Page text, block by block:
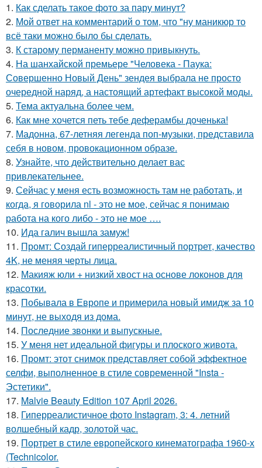
1. Как сделать такое фото за пару минут?
2. Мой ответ на комментарий о том, что "ну маникюр то
всё таки можно было бы сделать.
3. К старому перманенту можно привыкнуть.
4. На шанхайской премьере "Человека - Паука:
Совершенно Новый День" зендея выбрала не просто
очередной наряд, а настоящий артефакт высокой моды.
5. Тема актуальна более чем.
6. Как мне хочется петь тебе деферамбы доченька!
7. Мадонна, 67-летняя легенда поп-музыки, представила
себя в новом, провокационном образе.
8. Узнайте, что действительно делает вас
привлекательнее.
9. Сейчас у меня есть возможность там не работать, и
когда, я говорила nl - это не мое, сейчас я понимаю
работа на кого либо - это не мое ….
10. Ида галич вышла замуж!
11. Промт: Создай гиперреалистичный портрет, качество
4K, не меняя черты лица.
12. Макияж юли + низкий хвост на основе локонов для
красотки.
13. Побывала в Европе и примерила новый имидж за 10
минут, не выходя из дома.
14. Последние звонки и выпускные.
15. У меня нет идеальной фигуры и плоского живота.
16. Промт: этот снимок представляет собой эффектное
селфи, выполненное в стиле современной "Insta -
Эстетики".
17. Malvie Beauty Edition 107 April 2026.
18. Гиперреалистичное фото Instagram, 3: 4. летний
волшебный кадр, золотой час.
19. Портрет в стиле европейского кинематографа 1960-х
(Technicolor.